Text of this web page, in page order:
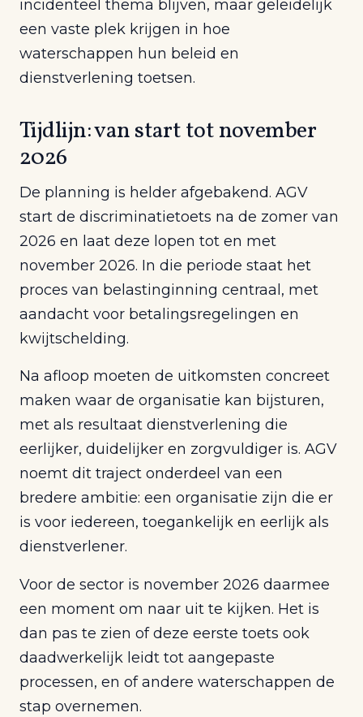
incidenteel thema blijven, maar geleidelijk
een vaste plek krijgen in hoe
waterschappen hun beleid en
dienstverlening toetsen.
Tijdlijn: van start tot november
2026
De planning is helder afgebakend. AGV
start de discriminatietoets na de zomer van
2026 en laat deze lopen tot en met
november 2026. In die periode staat het
proces van belastinginning centraal, met
aandacht voor betalingsregelingen en
kwijtschelding.
Na afloop moeten de uitkomsten concreet
maken waar de organisatie kan bijsturen,
met als resultaat dienstverlening die
eerlijker, duidelijker en zorgvuldiger is. AGV
noemt dit traject onderdeel van een
bredere ambitie: een organisatie zijn die er
is voor iedereen, toegankelijk en eerlijk als
dienstverlener.
Voor de sector is november 2026 daarmee
een moment om naar uit te kijken. Het is
dan pas te zien of deze eerste toets ook
daadwerkelijk leidt tot aangepaste
processen, en of andere waterschappen de
stap overnemen.